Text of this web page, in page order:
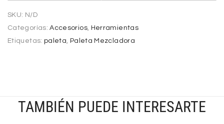
SKU: N/D
Categorías:Accesorios, Herramientas
Etiquetas: paleta, Paleta Mezcladora
TAMBIÉN PUEDE INTERESARTE